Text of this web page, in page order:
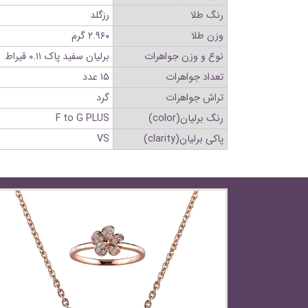
رنگ طلا
رزگلد
وزن طلا
۲.۹۶۰ گرم
نوع و وزن جواهرات
برلیان سفید پاک ۰.۱۱ قیراط
تعداد جواهرات
۱۵ عدد
تراش جواهرات
گرد
رنگ برلیان(color)
F to G PLUS
پاکی برلیان(clarity)
VS